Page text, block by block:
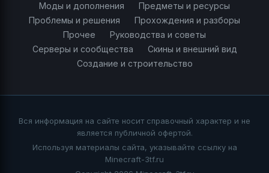
Моды и дополнения
Предметы и ресурсы
Проблемы и решения
Прохождения и разборы
Прочее
Руководства и советы
Серверы и сообщества
Скины и внешний вид
Создание и строительство
Вся информация на сайте носит справочный характер и не
является публичной офертой.
Используя материалы сайта, указывайте ссылку на
Minecraft-3tf.ru